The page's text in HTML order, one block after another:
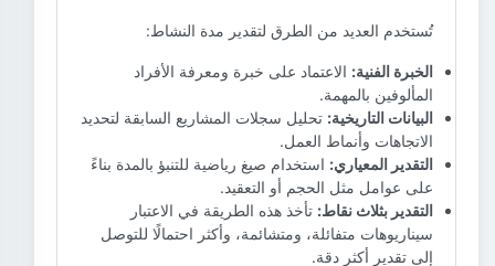
تُستخدم العديد من الطرق لتقدير مدة النشاط:
الخبرة الفنية: الاعتماد على خبرة ومعرفة الأفراد
المألوفين بالمهمة.
البيانات التاريخية: تحليل سجلات المشاريع السابقة لتحديد
الاتجاهات وأنماط العمل.
التقدير المعياري: استخدام صيغ رياضية للتنبؤ بالمدة بناءً
على عوامل مثل الحجم أو التعقيد.
التقدير بثلاث نقاط: تأخذ هذه الطريقة في الاعتبار
سيناريوهات متفائلة، ومتشائمة، وأكثر احتمالًا للتوصل
إلى تقدير أكثر دقة.